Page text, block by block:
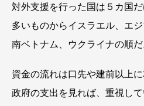
対外支援を行った国は５カ国だ
多いものからイスラエル、エ
南ベトナム、ウクライナの順だ
資金の流れは口先や建前以上に
政府の支出を見れば、重視して